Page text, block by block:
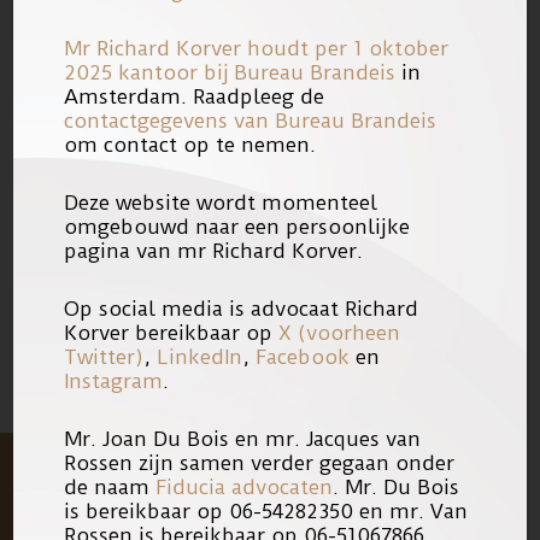
Lees het artikel online:Juristen: we
moeten de levenslange
gevangenisstraf afschaffen .
Mr Richard Korver houdt per 1 oktober
2025 kantoor bij Bureau Brandeis in
Amsterdam. Raadpleeg de
contactgegevens van Bureau Brandeis
om contact op te nemen.
Deze website wordt momenteel
omgebouwd naar een persoonlijke
pagina van mr Richard Korver.
Op social media is advocaat Richard
Korver bereikbaar op X (voorheen
Twitter) , LinkedIn , Facebook en
Instagram.
Mr. Joan Du Bois en mr. Jacques van
Rossen zijn samen verder gegaan onder
de naam Fiducia advocaten. Mr. Du Bois
is bereikbaar op 06-54282350 en mr. Van
Rossen is bereikbaar op 06-51067866.